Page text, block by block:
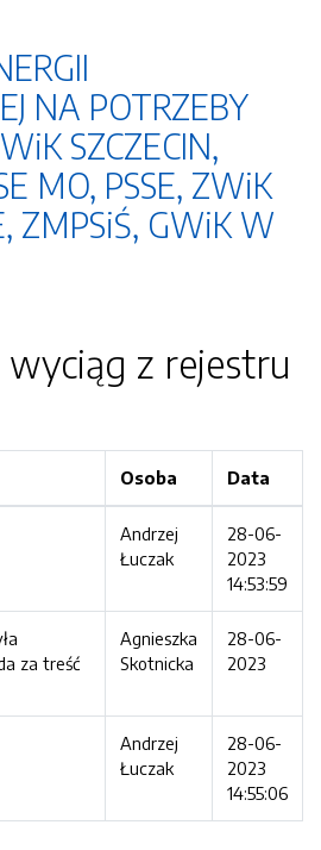
NA POTRZEBY
SZCZECIN,
MO, PSSE, ZWiK
ZMPSiŚ, GWiK W
z rejestru
Osoba Data
Andrzej
Łuczak
28-06-
2023
14:53:59
za treść
Agnieszka
Skotnicka
28-06-
2023
Andrzej
Łuczak
28-06-
2023
14:55:06